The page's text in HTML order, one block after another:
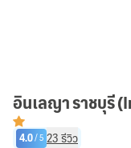
อินเลญา ราชบุรี
4.0/5 23รีวิว